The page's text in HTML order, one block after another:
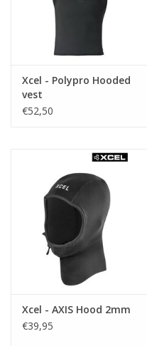
Xcel - Polypro Hooded
vest
€52,50
Xcel - AXIS Hood 2mm
€39,95